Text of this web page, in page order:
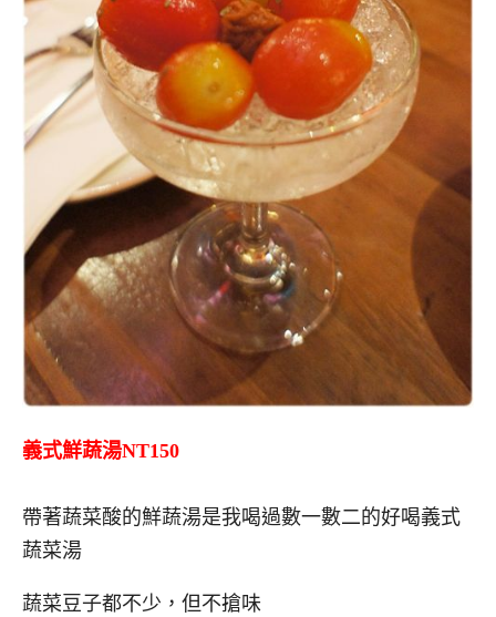
義式鮮蔬湯NT150
帶著蔬菜酸的鮮蔬湯是我喝過數一數二的好喝義式
蔬菜湯
蔬菜豆子都不少，但不搶味